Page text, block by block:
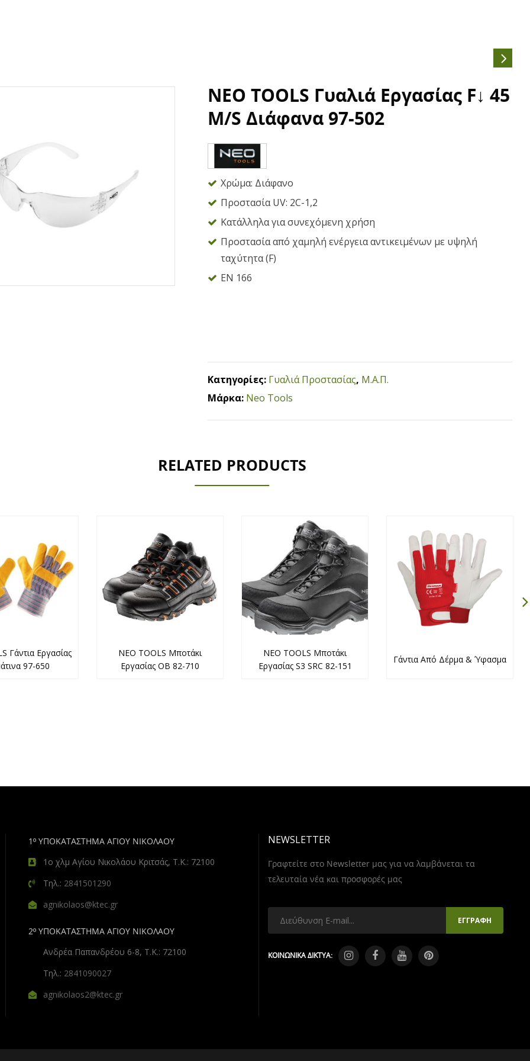
NEO TOOLS Γυαλιά Εργασίας F↓ 45
M/s Διάφανα 97-502
Χρώμα: Διάφανο
Προστασία UV: 2C-1,2
Κατάλληλα για συνεχόμενη χρήση
Προστασία από χαμηλή ενέργεια αντικειμένων με υψηλή
ταχύτητα (F)
EN 166
Κατηγορίες: Γυαλιά Προστασίας, Μ.Α.Π.
Μάρκα: Neo Tools
RELATED PRODUCTS
Γάντια Εργασίας
97-650
NEO TOOLS Μποτάκι
Εργασίας OB 82-710
NEO TOOLS Μποτάκι
Εργασίας S3 SRC 82-151
Γάντια Από Δέρμα & Ύφασμα
1º ΥΠΟΚΑΤΑΣΤΗΜΑ ΑΓΙΟΥ ΝΙΚΟΛΑΟΥ
1ο χλμ Αγίου Νικολάου Κριτσάς, Τ.Κ.: 72100
Τηλ.: 2841501290
agnikolaos@ktec.gr
2º ΥΠΟΚΑΤΑΣΤΗΜΑ ΑΓΙΟΥ ΝΙΚΟΛΑΟΥ
Ανδρέα Παπανδρέου 6-8, Τ.Κ.: 72100
Τηλ.: 2841090027
agnikolaos2@ktec.gr
NEWSLETTER
Γραφτείτε στο Newsletter μας για να λαμβάνεται τα
τελευταία νέα και προσφορές μας
ΚΟΙΝΩΝΙΚΑ ΔΙΚΤΥΑ: